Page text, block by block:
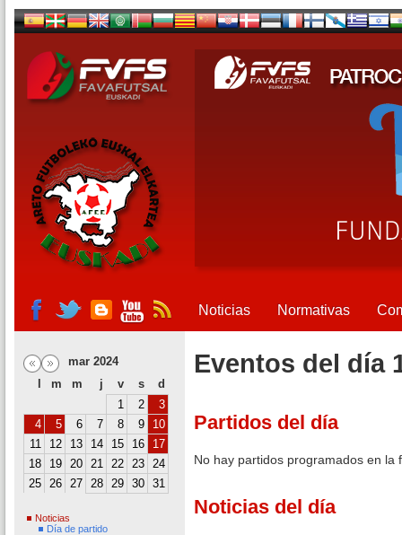
Noticias Normativas
mar 2024
m m j v s
d
1
2
3
4
5 6 7 8 9
10
11
12 13 14 15 16
17
18
19 20 21 22 23 24
25 26 27 28 29 30 31
Noticias
Día de partido
Eventos del día
Partidos del día
No hay partidos programados en la
Noticias del día